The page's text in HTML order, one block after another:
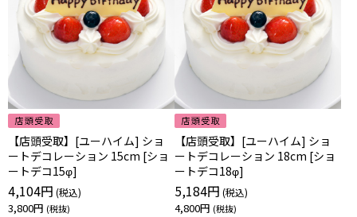
【店頭受取】[ユーハイム] ショ
ートデコレーション 15cm [ショ
ートデコ15φ]
4,104円
3,800円
【店頭受取】[ユーハイム] ショ
ートデコレーション 18cm [ショ
ートデコ18φ]
5,184円
4,800円